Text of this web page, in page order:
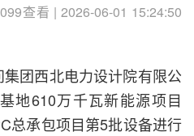
查看 | 2026-06-01 15:24:50
团西北电力设计院有限公
地610万千瓦新能源项目
总承包项目第5批设备进行